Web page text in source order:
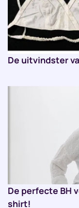
De uitvindster
De perfecte BH
shirt!